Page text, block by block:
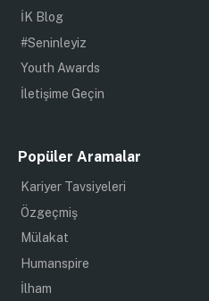
İK Blog
#Seninleyiz
Youth Awards
İletişime Geçin
Popüler Aramalar
Kariyer Tavsiyeleri
Özgeçmiş
Mülakat
Humanspire
İlham